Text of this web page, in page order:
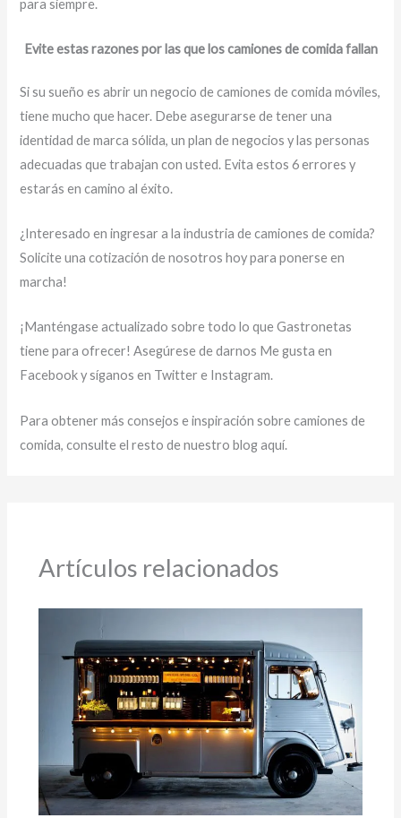
para siempre.
Evite estas razones por las que los camiones de comida fallan
Si su sueño es abrir un negocio de camiones de comida móviles,
tiene mucho que hacer. Debe asegurarse de tener una
identidad de marca sólida, un plan de negocios y las personas
adecuadas que trabajan con usted. Evita estos 6 errores y
estarás en camino al éxito.
¿Interesado en ingresar a la industria de camiones de comida?
Solicite una cotización de nosotros hoy para ponerse en
marcha!
¡Manténgase actualizado sobre todo lo que Gastronetas
tiene para ofrecer! Asegúrese de darnos Me gusta en
Facebook y síganos en Twitter e Instagram.
Para obtener más consejos e inspiración sobre camiones de
comida, consulte el resto de nuestro blog aquí.
Artículos relacionados